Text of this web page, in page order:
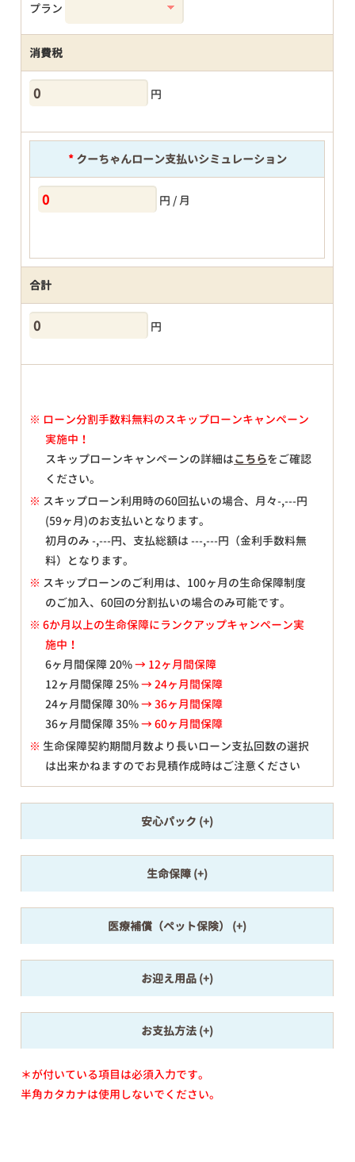
プラン
消費税
円
*クーちゃんローン支払いシミュレーション
円 / 月
合計
円
※ ローン分割手数料無料のスキップローンキャンペーン
実施中！
スキップローンキャンペーンの詳細はこちらをご確認
ください。
※ スキップローン利用時の60回払いの場合、月々-,---円
(59ヶ月)のお支払いとなります。
初月のみ-,---円、支払総額は---,---円（金利手数料無
料）となります。
※ スキップローンのご利用は、100ヶ月の生命保障制度
のご加入、60回の分割払いの場合のみ可能です。
※ 6か月以上の生命保障にランクアップキャンペーン実
施中！
6ヶ月間保障 20%→ 12ヶ月間保障
12ヶ月間保障 25%→ 24ヶ月間保障
24ヶ月間保障 30%→ 36ヶ月間保障
36ヶ月間保障 35%→ 60ヶ月間保障
※ 生命保障契約期間月数より長いローン支払回数の選択
は出来かねますのでお見積作成時はご注意ください
安心パック
生命保障
医療補償（ペット保険）
お迎え用品
お支払方法
＊が付いている項目は必須入力です。
半角カタカナは使用しないでください。